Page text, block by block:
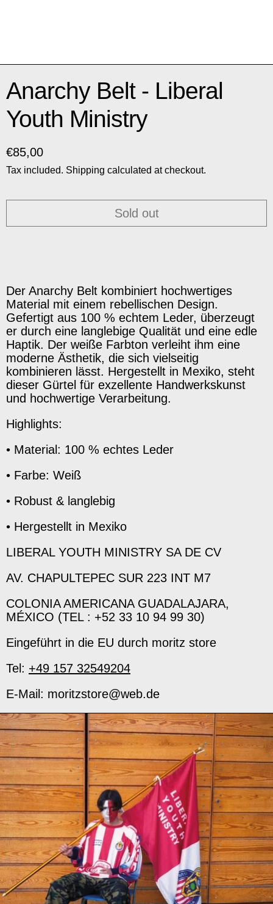
Anarchy Belt - Liberal
Youth Ministry
Regular price
€85,00
Tax included. Shipping calculated at checkout.
Sold out
Der Anarchy Belt kombiniert hochwertiges
Material mit einem rebellischen Design.
Gefertigt aus 100 % echtem Leder, überzeugt
er durch eine langlebige Qualität und eine edle
Haptik. Der weiße Farbton verleiht ihm eine
moderne Ästhetik, die sich vielseitig
kombinieren lässt. Hergestellt in Mexiko, steht
dieser Gürtel für exzellente Handwerkskunst
und hochwertige Verarbeitung.
Highlights:
• Material: 100 % echtes Leder
• Farbe: Weiß
• Robust & langlebig
• Hergestellt in Mexiko
LIBERAL YOUTH MINISTRY SA DE CV
AV. CHAPULTEPEC SUR 223 INT M7
COLONIA AMERICANA GUADALAJARA,
MÉXICO (TEL : +52 33 10 94 99 30)
Eingeführt in die EU durch moritz store
Tel: +49 157 32549204
E-Mail: moritzstore@web.de